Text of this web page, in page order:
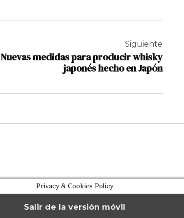
Siguiente
Nuevas medidas para producir whisky
japonés hecho en Japón
Privacy & Cookies Policy
Salir de la versión móvil